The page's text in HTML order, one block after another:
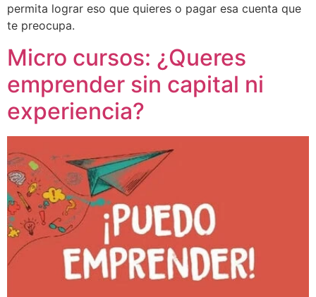
permita lograr eso que quieres o pagar esa cuenta que
te preocupa.
Micro cursos: ¿Queres
emprender sin capital ni
experiencia?